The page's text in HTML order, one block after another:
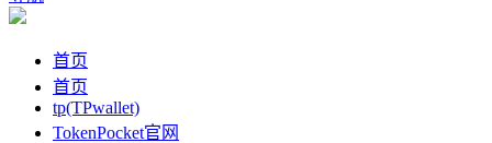
首页
首页
tp(TPwallet)
TokenPocket官网